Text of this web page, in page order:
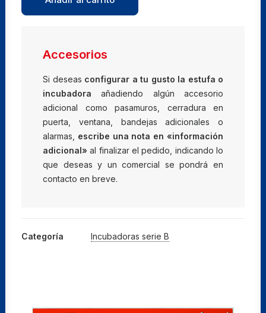
mecánica
B
Accesorios
Si deseas configurar a tu gusto la estufa o
incubadora añadiendo algún accesorio
adicional como pasamuros, cerradura en
puerta, ventana, bandejas adicionales o
alarmas, escribe una nota en «información
adicional» al finalizar el pedido, indicando lo
que deseas y un comercial se pondrá en
contacto en breve.
Categoría Incubadoras serie B